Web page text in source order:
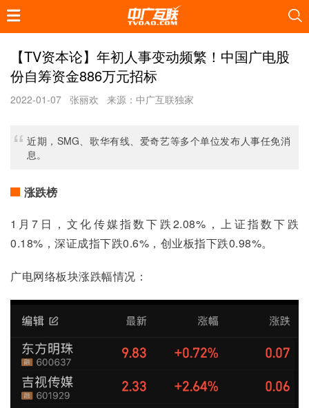
【TV资本论】年初人事变动频繁！中国广电股
份自筹资金886万元招标
2022-01-07 张丽欢 来源：中广互联独家
近期，SMG、歌华有线、爱奇艺等多个单位发布人事任免消
息。
涨跌榜
1月7日，文化传媒指数下跌2.08%，上证指数下跌
0.18%，深证成指下跌0.6%，创业板指下跌0.98%。
广电网络板块涨跌幅情况：